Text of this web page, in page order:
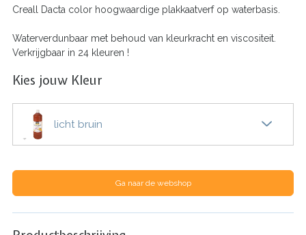
Creall Dacta color hoogwaardige plakkaatverf op waterbasis.
Waterverdunbaar met behoud van kleurkracht en viscositeit.
Verkrijgbaar in 24 kleuren !
Kies jouw Kleur
licht bruin
Ga naar de webshop